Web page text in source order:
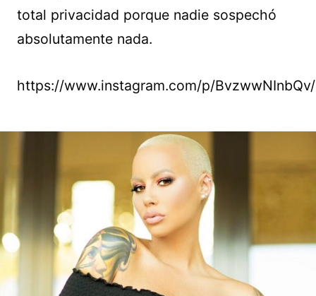
total privacidad porque nadie sospechó
absolutamente nada.
https://www.instagram.com/p/BvzwwNInbQv/